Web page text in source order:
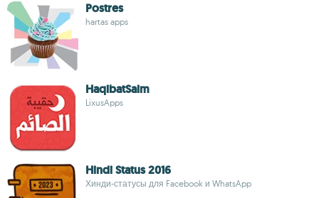
Postres
hartas apps
HaqibatSaim
LixusApps
Hindi Status 2016
Хинди-статусы для Facebook и WhatsApp